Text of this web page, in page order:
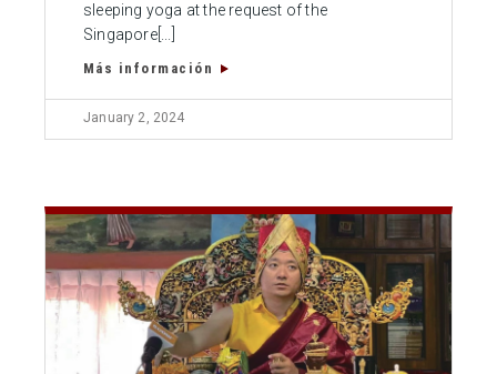
sleeping yoga at the request of the
Singapore[...]
Más información
January 2, 2024